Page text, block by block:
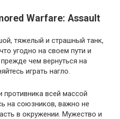
Warfare: Assault
тяжелый и страшный танк,
угодно на своем пути и
чем вернуться на
играть нагло.
противника всей массой
на союзников, важно не
в окружении. Мужество и